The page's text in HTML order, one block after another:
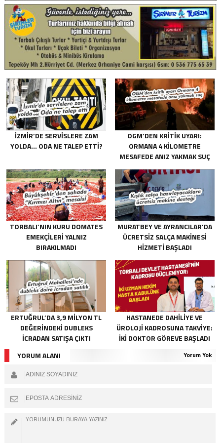
İZMIR’DE SERVISLERE ZAM
YOLDA… ODA NE TALEP ETTI?
OGM’DEN KRITIK UYARI:
ORMANA 4 KILOMETRE
MESAFEDE ANIZ YAKMAK SUÇ
TORBALI’NIN KURU DOMATES
EMEKÇILERI YALNIZ
BIRAKILMADI
MURATBEY VE AYRANCILAR’DA
ÜCRETSIZ SALÇA MAKINESI
HIZMETI BAŞLADI
ERTUĞRUL’DA 3,9 MILYON TL
DEĞERINDEKI DUBLEKS
ICRADAN SATIŞA ÇIKTI
HASTANEDE DAHILIYE VE
ÜROLOJI KADROSUNA TAKVIYE:
İKI DOKTOR GÖREVE BAŞLADI
YORUM ALANI
Yorum Yok